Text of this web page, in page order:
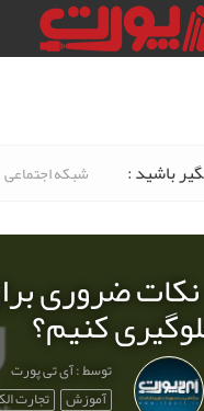
باشید : شبکه اجتماعی
نکات ضروری
کنیم؟
توسط : آی تی پورت
آموزش تجارت